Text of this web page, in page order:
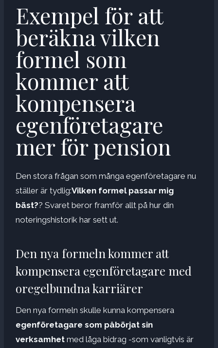
Exempel för att
beräkna vilken
formel som
kommer att
kompensera
egenföretagare
mer för pension
Den stora frågan som många egenföretagare nu
ställer är tydlig:Vilken formel passar mig
bäst?? Svaret beror framför allt på hur din
noteringshistorik har sett ut.
Den nya formeln kommer att
kompensera egenföretagare med
oregelbundna karriärer
Den nya formeln skulle kunna kompensera
egenföretagare som påbörjat sin
verksamhet med låga bidrag -som vanligtvis är